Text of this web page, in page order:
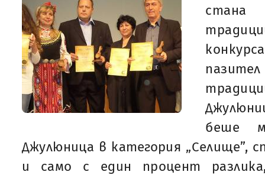
беше
Джулюница в категория „Селище”,
и само с един процент